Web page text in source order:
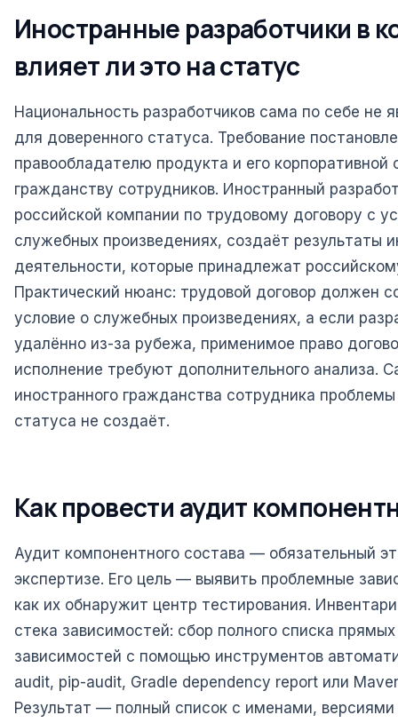
Иностранные разработчики в
влияет ли это на статус
Национальность разработчиков сама по себе не
для доверенного статуса. Требование
правообладателю продукта и его корпоративной
гражданству сотрудников. Иностранный
российской компании по трудовому договору с
служебных произведениях, создаёт результаты
деятельности, которые принадлежат
Практический нюанс: трудовой договор должен
условие о служебных произведениях, а если
удалённо из-за рубежа, применимое право
исполнение требуют дополнительного анализа.
иностранного гражданства сотрудника
статуса не создаёт.
Как провести аудит
Аудит компонентного состава — обязательный
экспертизе. Его цель — выявить проблемные
как их обнаружит центр тестирования.
стека зависимостей: сбор полного списка
зависимостей с помощью инструментов
audit, pip-audit, Gradle dependency report или
Результат — полный список с именами,